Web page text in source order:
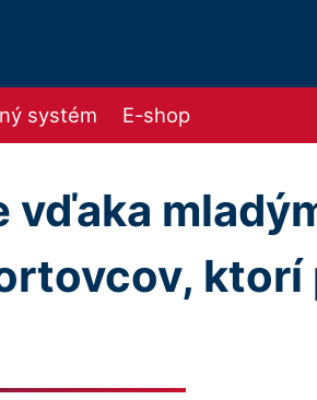
systém E-shop
vďaka
ktorí